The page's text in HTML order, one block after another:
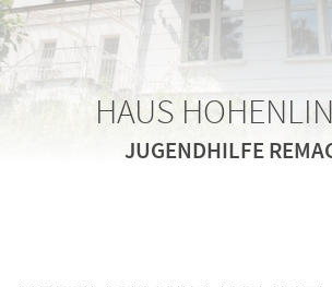
HAUS
JUGENDHILFE
HAUS
JUGENDHILFE
HAUS
JUGENDHILFE